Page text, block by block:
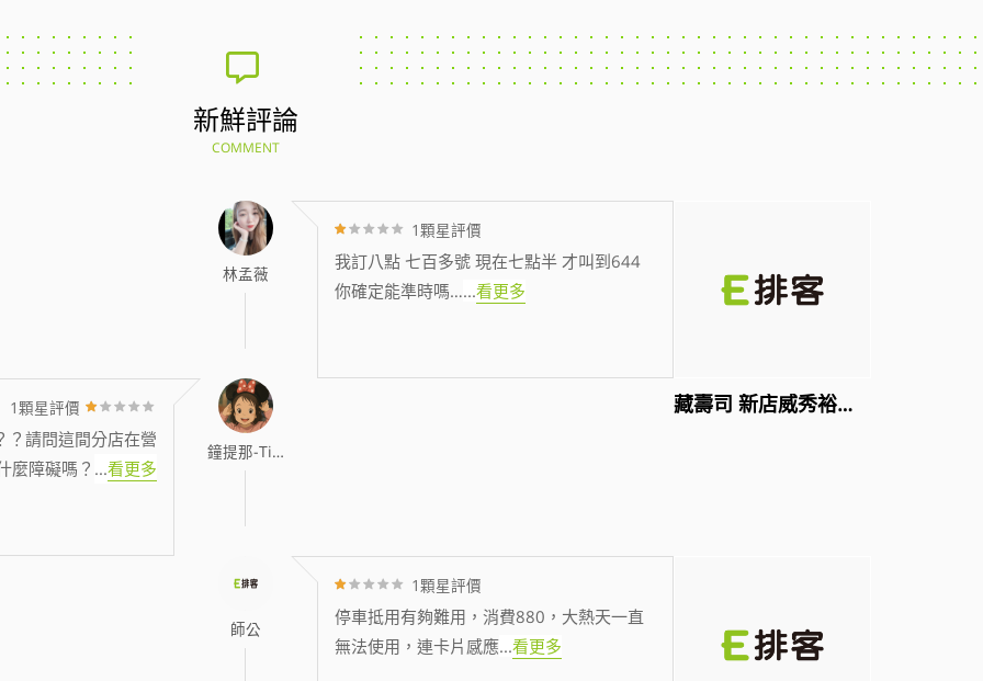
新鮮評論
COMMENT
林孟薇
1顆星評價
我訂八點 七百多號 現在七點半 才叫到644
你確定能準時嗎…...看更多
藏壽司 新店威秀裕隆店
鐘提那-Tina
1顆星評價
？請問這間分店在營
麼障礙嗎？ ...看更多
師公
1顆星評價
停車抵用有夠難用，消費880，大熱天一直
無法使用，連卡片感應...看更多